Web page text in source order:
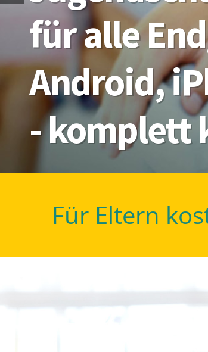
- komplett
Android,
für alle
Für Eltern